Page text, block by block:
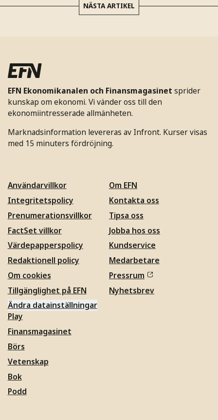
NÄSTA ARTIKEL
EFN Ekonomikanalen och Finansmagasinet sprider
kunskap om ekonomi. Vi vänder oss till den
ekonomiintresserade allmänheten.
Marknadsinformation levereras av Infront. Kurser visas
med 15 minuters fördröjning.
Användarvillkor
Integritetspolicy
Prenumerationsvillkor
FactSet villkor
Värdepapperspolicy
Redaktionell policy
Om cookies
Tillgänglighet på EFN
Ändra datainställningar
Om EFN
Kontakta oss
Tipsa oss
Jobba hos oss
Kundservice
Medarbetare
Pressrum
Nyhetsbrev
Play
Finansmagasinet
Börs
Vetenskap
Bok
Podd